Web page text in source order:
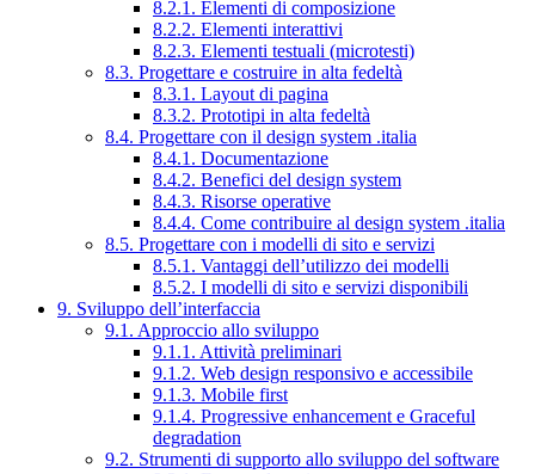
8.2.1. Elementi di composizione
8.2.2. Elementi interattivi
8.2.3. Elementi testuali (microtesti)
8.3. Progettare e costruire in alta fedeltà
8.3.1. Layout di pagina
8.3.2. Prototipi in alta fedeltà
8.4. Progettare con il design system .italia
8.4.1. Documentazione
8.4.2. Benefici del design system
8.4.3. Risorse operative
8.4.4. Come contribuire al design system .italia
8.5. Progettare con i modelli di sito e servizi
8.5.1. Vantaggi dell’utilizzo dei modelli
8.5.2. I modelli di sito e servizi disponibili
9. Sviluppo dell’interfaccia
9.1. Approccio allo sviluppo
9.1.1. Attività preliminari
9.1.2. Web design responsivo e accessibile
9.1.3. Mobile first
9.1.4. Progressive enhancement e Graceful
degradation
9.2. Strumenti di supporto allo sviluppo del software